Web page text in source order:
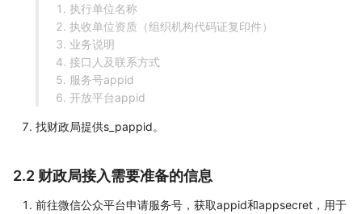
执行单位名称
执收单位资质（组织机构代码证复印件）
业务说明
接口人及联系方式
服务号appid
开放平台appid
找财政局提供s_pappid。
2.2 财政局接入需要准备的信息
前往微信公众平台申请服务号，获取appid和appsecret，用于